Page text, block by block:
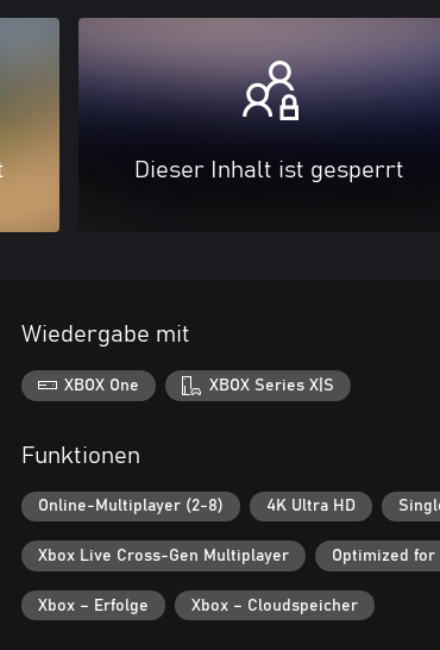
Dieser Inhalt ist gesperrt
Wiedergabe mit
XBOX One XBOX Series X|S
Funktionen
Online-Multiplayer (2-8) 4K Ultra HD
Xbox Live Cross-Gen Multiplayer Optimized for
Xbox – Erfolge Xbox – Cloudspeicher